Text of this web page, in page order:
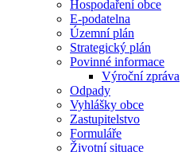
Hospodaření obce
E-podatelna
Územní plán
Strategický plán
Povinné informace
Výroční zpráva
Odpady
Vyhlášky obce
Zastupitelstvo
Formuláře
Životní situace